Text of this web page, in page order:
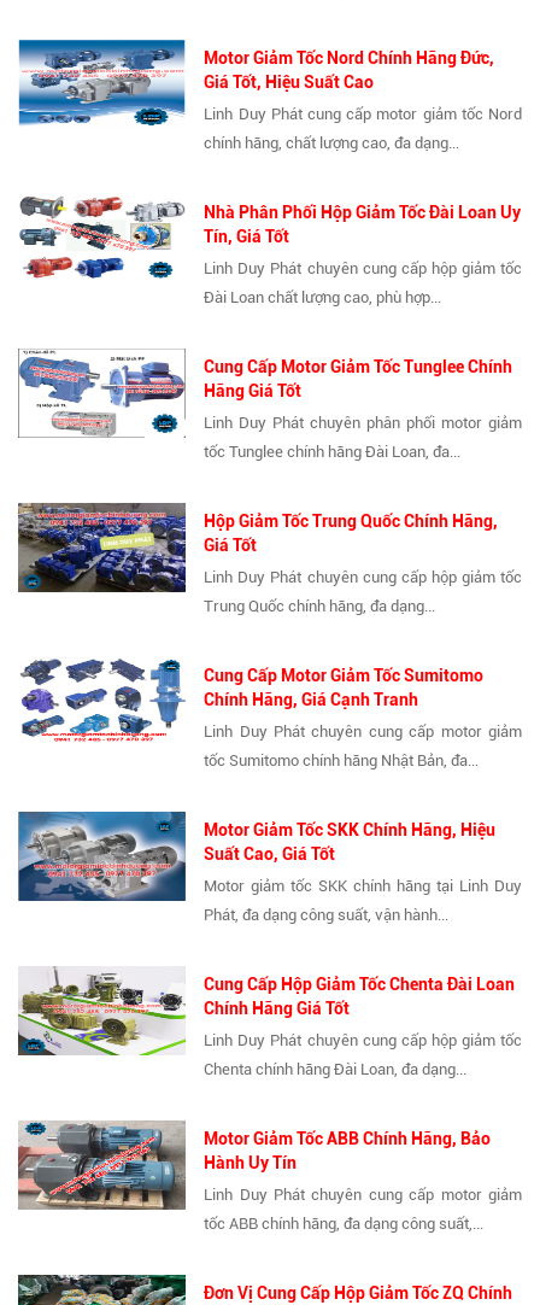
Motor Giảm Tốc Nord Chính Hãng Đức,
Giá Tốt, Hiệu Suất Cao
Linh Duy Phát cung cấp motor giảm tốc Nord
chính hãng, chất lượng cao, đa dạng...
Nhà Phân Phối Hộp Giảm Tốc Đài Loan Uy
Tín, Giá Tốt
Linh Duy Phát chuyên cung cấp hộp giảm tốc
Đài Loan chất lượng cao, phù hợp...
Cung Cấp Motor Giảm Tốc Tunglee Chính
Hãng Giá Tốt
Linh Duy Phát chuyên phân phối motor giảm
tốc Tunglee chính hãng Đài Loan, đa...
Hộp Giảm Tốc Trung Quốc Chính Hãng,
Giá Tốt
Linh Duy Phát chuyên cung cấp hộp giảm tốc
Trung Quốc chính hãng, đa dạng...
Cung Cấp Motor Giảm Tốc Sumitomo
Chính Hãng, Giá Cạnh Tranh
Linh Duy Phát chuyên cung cấp motor giảm
tốc Sumitomo chính hãng Nhật Bản, đa...
Motor Giảm Tốc SKK Chính Hãng, Hiệu
Suất Cao, Giá Tốt
Motor giảm tốc SKK chính hãng tại Linh Duy
Phát, đa dạng công suất, vận hành...
Cung Cấp Hộp Giảm Tốc Chenta Đài Loan
Chính Hãng Giá Tốt
Linh Duy Phát chuyên cung cấp hộp giảm tốc
Chenta chính hãng Đài Loan, đa dạng...
Motor Giảm Tốc ABB Chính Hãng, Bảo
Hành Uy Tín
Linh Duy Phát chuyên cung cấp motor giảm
tốc ABB chính hãng, đa dạng công suất,...
Đơn Vị Cung Cấp Hộp Giảm Tốc ZQ Chính